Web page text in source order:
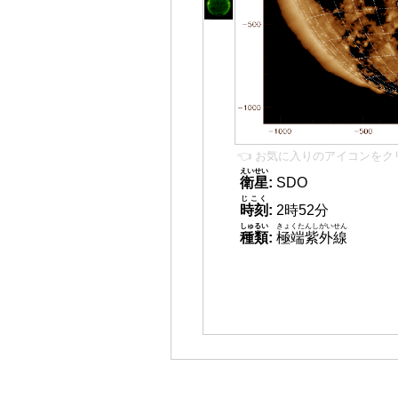
👈 お気に入りのアイコンをク
衛星
えいせい
: SDO
時刻
じこく
: 2時52分
種類
しゅるい
: 極端紫外線
きょくたんしがいせん